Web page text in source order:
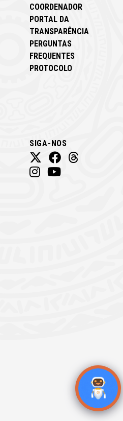
COORDENADOR
PORTAL DA
TRANSPARÊNCIA
PERGUNTAS
FREQUENTES
PROTOCOLO
SIGA-NOS